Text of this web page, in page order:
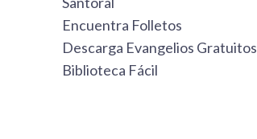
Encuentra Folletos
Descarga Evangelios Gratuitos
Biblioteca Fácil